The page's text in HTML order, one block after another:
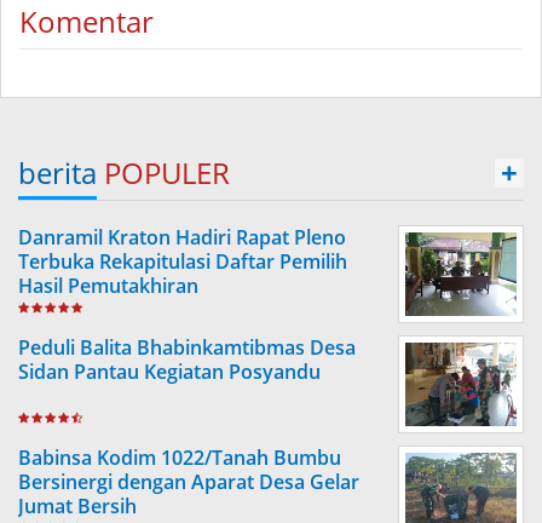
Komentar
berita POPULER +
Danramil Kraton Hadiri Rapat Pleno
Terbuka Rekapitulasi Daftar Pemilih
Hasil Pemutakhiran
Peduli Balita Bhabinkamtibmas Desa
Sidan Pantau Kegiatan Posyandu
Babinsa Kodim 1022/Tanah Bumbu
Bersinergi dengan Aparat Desa Gelar
Jumat Bersih